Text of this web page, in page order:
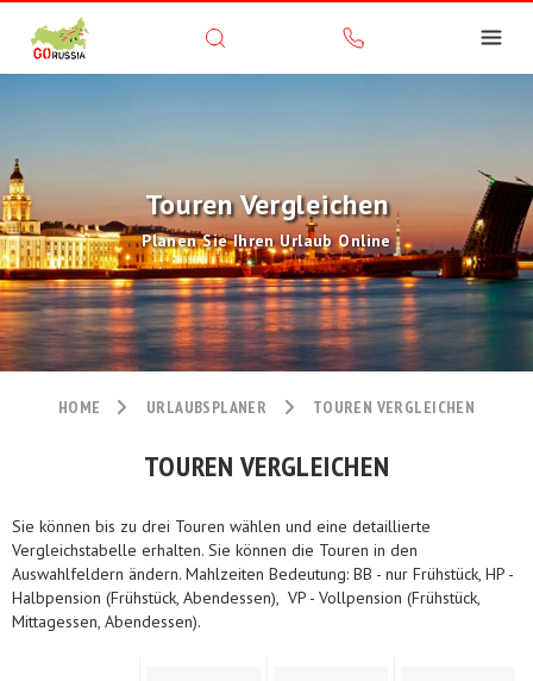
Touren Vergleichen
Planen Sie Ihren Urlaub Online
HOME URLAUBSPLANER TOUREN VERGLEICHEN
TOUREN VERGLEICHEN
Sie können bis zu drei Touren wählen und eine detaillierte
Vergleichstabelle erhalten. Sie können die Touren in den
Auswahlfeldern ändern. Mahlzeiten Bedeutung: BB - nur Frühstück, HP -
Halbpension (Frühstück, Abendessen), VP - Vollpension (Frühstück,
Mittagessen, Abendessen).